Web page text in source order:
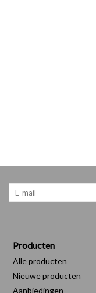
Producten
Alle producten
Nieuwe producten
Aanbiedingen